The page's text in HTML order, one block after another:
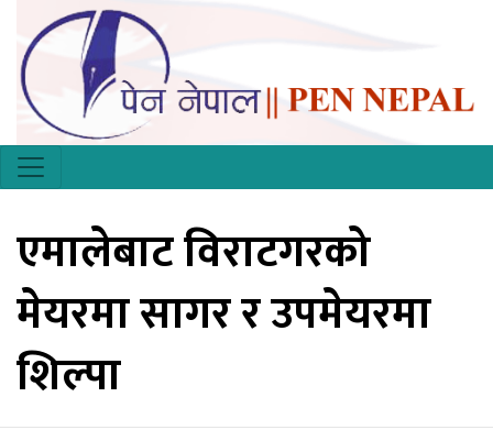
एमालेबाट विराटगरको
मेयरमा सागर र उपमेयरमा
शिल्पा